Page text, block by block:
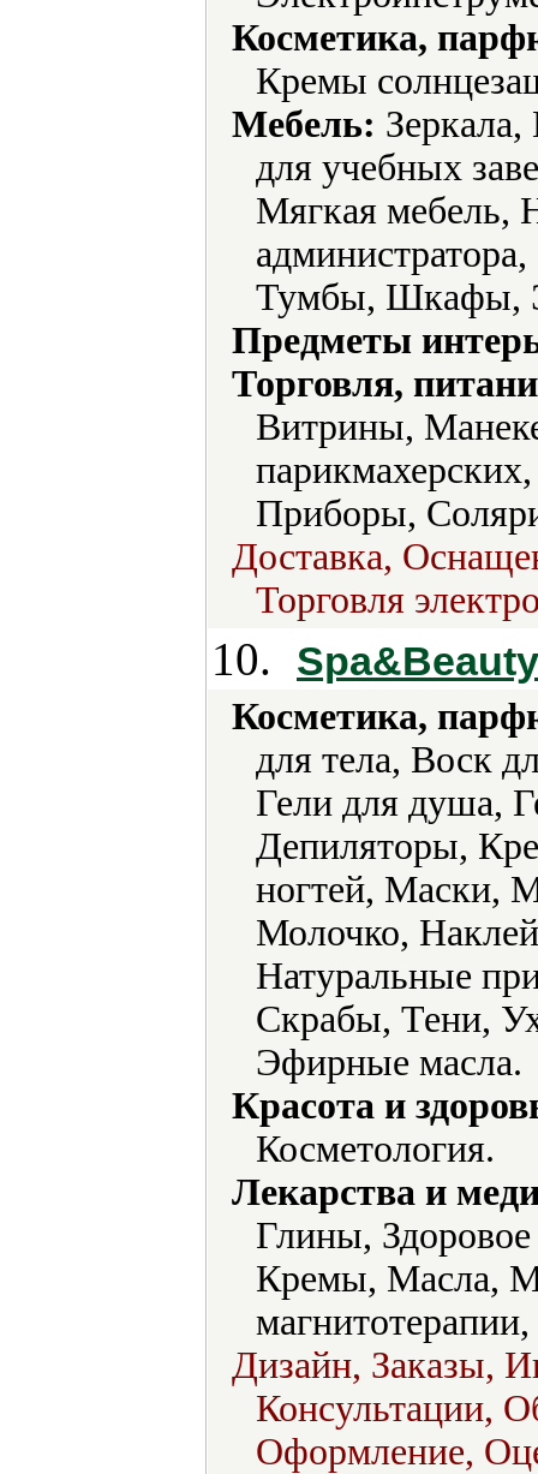
Косметика,
Кремы
Мебель:
для учебных
Мягкая мебель,
Тумбы, Шкафы,
Предметы
Торговля,
Витрины,
Приборы,
Доставка,
Торговля
10.
Косметика,
для тела, Воск
Гели для душа,
Депиляторы,
ногтей, Маски,
Молочко,
Натуральные
Скрабы, Тени,
Эфирные масла.
Красота и
Косметология.
Лекарства и
Глины,
Кремы, Масла,
Дизайн, Заказы,
Консультации,
Оформление,